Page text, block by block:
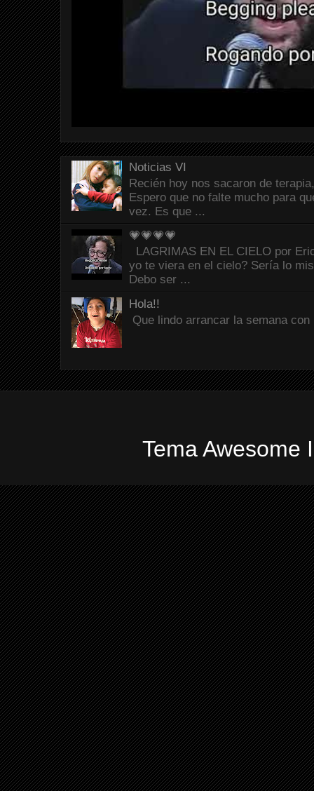
Noticias VI
Recién hoy nos sacaron de
Espero que no falte mucho para
vez. Es que ...
💗💗💗💗
LAGRIMAS EN EL CIELO por
yo te viera en el cielo? Sería lo
Debo ser ...
Hola!!
Que lindo arrancar la semana
Tema